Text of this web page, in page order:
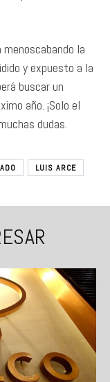
la
y expuesto a la
buscar un
año. ¡Solo el
dudas.
LUIS ARCE